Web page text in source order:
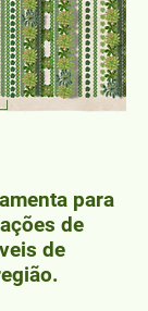
para
de
de